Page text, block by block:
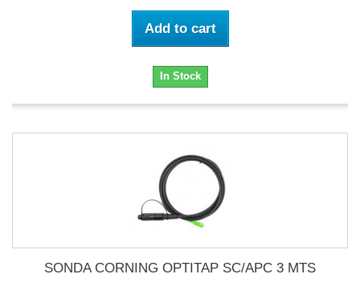
Add to cart
In Stock
SONDA CORNING OPTITAP SC/APC 3 MTS